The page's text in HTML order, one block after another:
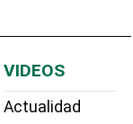
VIDEOS
Actualidad